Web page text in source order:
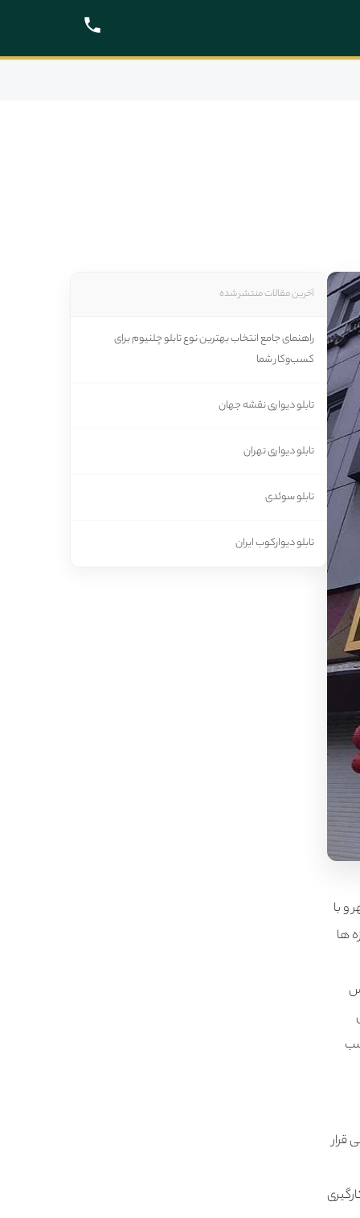
و با
ها
قرار
آخرین مقالات منتشر شده
راهنمای جامع انتخاب بهترین نوع تابلو چلنیوم برای
کسب‌وکار شما
تابلو دیواری نقشه جهان
تابلو دیواری تهران
تابلو سوئدی
تابلو دیوارکوب ایران